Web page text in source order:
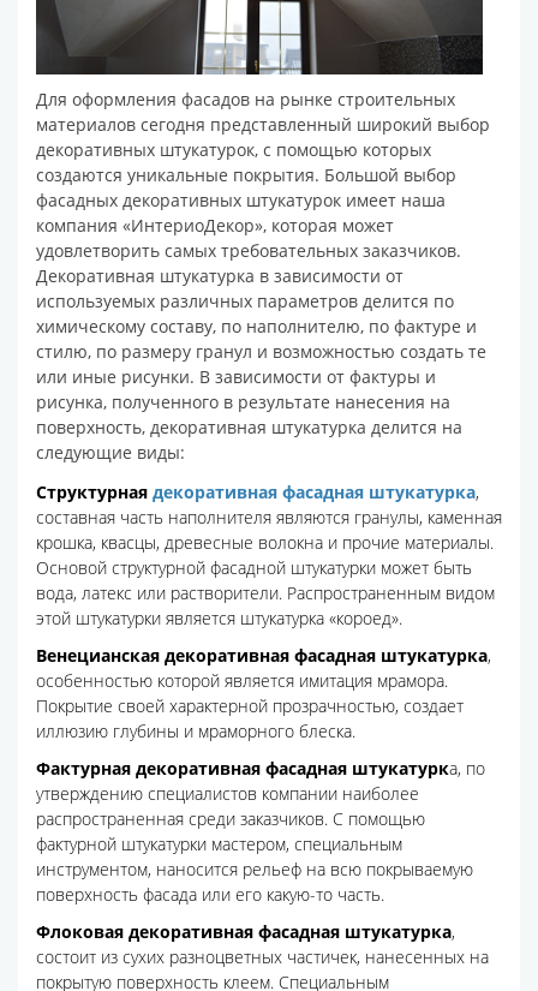
Для оформления фасадов на рынке строительных
материалов сегодня представленный широкий выбор
декоративных штукатурок, с помощью которых
создаются уникальные покрытия. Большой выбор
фасадных декоративных штукатурок имеет наша
компания «ИнтериоДекор», которая может
удовлетворить самых требовательных заказчиков.
Декоративная штукатурка в зависимости от
используемых различных параметров делится по
химическому составу, по наполнителю, по фактуре и
стилю, по размеру гранул и возможностью создать те
или иные рисунки. В зависимости от фактуры и
рисунка, полученного в результате нанесения на
поверхность, декоративная штукатурка делится на
следующие виды:
Структурная декоративная фасадная штукатурка,
составная часть наполнителя являются гранулы, каменная
крошка, квасцы, древесные волокна и прочие материалы.
Основой структурной фасадной штукатурки может быть
вода, латекс или растворители. Распространенным видом
этой штукатурки является штукатурка «короед».
Венецианская декоративная фасадная штукатурка,
особенностью которой является имитация мрамора.
Покрытие своей характерной прозрачностью, создает
иллюзию глубины и мраморного блеска.
Фактурная декоративная фасадная штукатурка, по
утверждению специалистов компании наиболее
распространенная среди заказчиков. С помощью
фактурной штукатурки мастером, специальным
инструментом, наносится рельеф на всю покрываемую
поверхность фасада или его какую-то часть.
Флоковая декоративная фасадная штукатурка,
состоит из сухих разноцветных частичек, нанесенных на
покрытую поверхность клеем. Специальным